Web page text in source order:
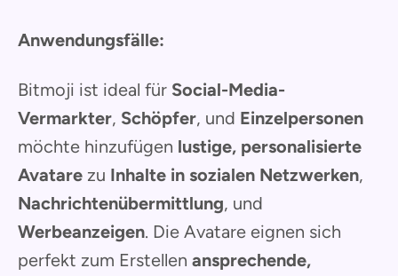
Anwendungsfälle:
Bitmoji ist ideal für Social-Media-
Vermarkter, Schöpfer, und Einzelpersonen
möchte hinzufügen lustige, personalisierte
Avatare zu Inhalte in sozialen Netzwerken,
Nachrichtenübermittlung, und
Werbeanzeigen. Die Avatare eignen sich
perfekt zum Erstellen ansprechende,